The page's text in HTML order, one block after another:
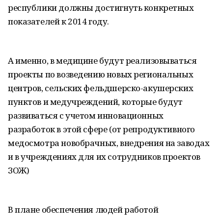
республики должны достигнуть конкретных
показателей к 2014 году.
А именно, в медицине будут реализовываться
проекты по возведению новых региональных
центров, сельских фельдшерско-акушерских
пунктов и медучреждений, которые будут
развиваться с учетом инновационных
разработок в этой сфере (от репродуктивного
медосмотра новобрачных, внедрения на заводах
и в учреждениях для их сотрудников проектов
ЗОЖ)
В плане обеспечения людей работой